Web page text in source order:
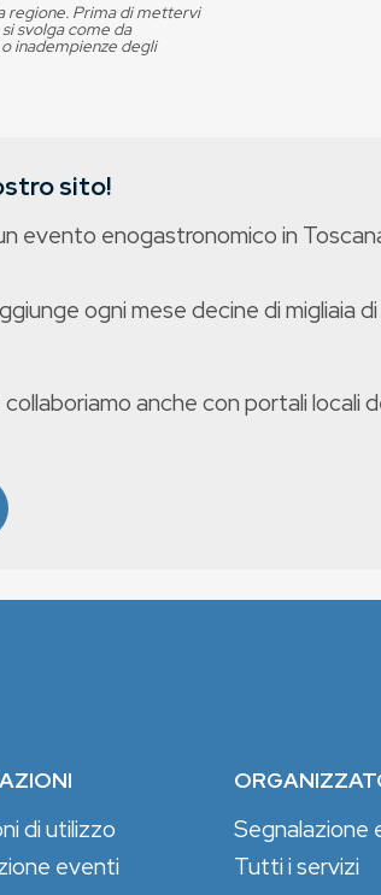
regione. Prima di mettervi
svolga come da
inadempienze degli
sito!
evento enogastronomico in
ogni mese decine di migliaia
anche con portali locali
di utilizzo
eventi
Segnalazione
Tutti i servizi